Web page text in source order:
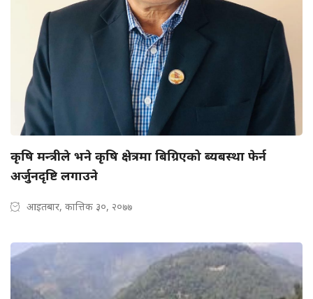
कृषि मन्त्रीले भने कृषि क्षेत्रमा बिग्रिएको ब्यबस्था फेर्न
अर्जुनदृष्टि लगाउने
आइतबार, कात्तिक ३०, २०७७